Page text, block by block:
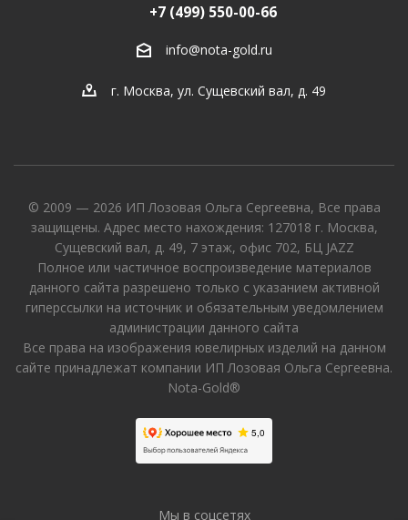
+7 (499) 550-00-66
info@nota-gold.ru
г. Москва, ул. Сущевский вал, д. 49
© 2009 — 2026 ИП Лозовая Ольга Сергеевна, Все права
защищены. Адрес место нахождения: 127018 г. Москва,
Сущевский вал, д. 49, 7 этаж, офис 702, БЦ JAZZ
Полное или частичное воспроизведение материалов
данного сайта разрешено только с указанием активной
гиперссылки на источник и обязательным уведомлением
администрации данного сайта
Все права на изображения ювелирных изделий на данном
сайте принадлежат компании ИП Лозовая Ольга Сергеевна.
Nota-Gold®
Мы в соцсетях